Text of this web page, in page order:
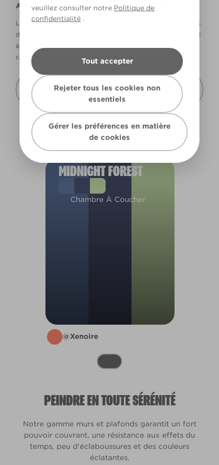
veuillez consulter notre Politique de
confidentialité .
Tout accepter
Rejeter tous les cookies non
essentiels
Gérer les préférences en matière
de cookies
Avertissement
La façon dont les couleurs s’affichent varie selon les écrans
d’ordinateur et les imprimantes. Les couleurs qui s’affichent
à l’écran et les couleurs imprimées peuvent ne pas
correspondre à la couleur réelle de la peinture.
Recevoir cette carte de couleur à mon
domicile
MIDNIGHT FOREST
Chambre À Coucher
@Xenoire
PEINDRE EN TOUTE SÉRÉNITÉ
Notre gamme murs et plafonds garantit un fort
pouvoir couvrant, une résistance aux effets du
temps, peu d'éclaboussures et des couleurs
éclatantes.